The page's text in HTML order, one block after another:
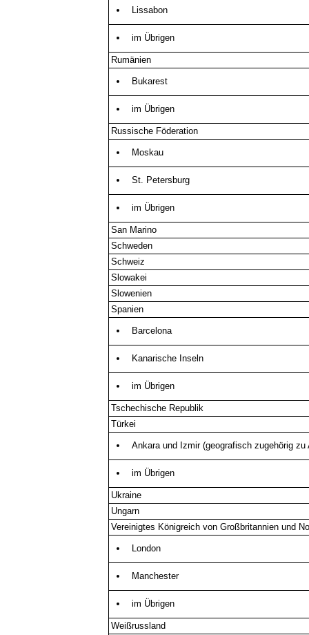
Lissabon
im Übrigen
Rumänien
Bukarest
im Übrigen
Russische Föderation
Moskau
St. Petersburg
im Übrigen
San Marino
Schweden
Schweiz
Slowakei
Slowenien
Spanien
Barcelona
Kanarische Inseln
im Übrigen
Tschechische Republik
Türkei
Ankara und Izmir (geografisch zugehörig zu
im Übrigen
Ukraine
Ungarn
Vereinigtes Königreich von Großbritannien und
London
Manchester
im Übrigen
Weißrussland